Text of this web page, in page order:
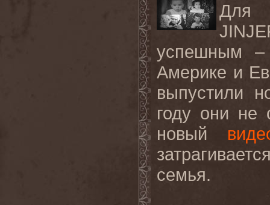
Для
успешным –
Америке и
выпустили
году они не
новый
семья.